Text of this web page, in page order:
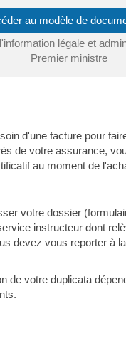
au modèle de
légale et
Premier ministre
d'une facture pour
de votre assurance,
au moment de
votre dossier
instructeur dont
devez vous reporter à
de votre duplicata